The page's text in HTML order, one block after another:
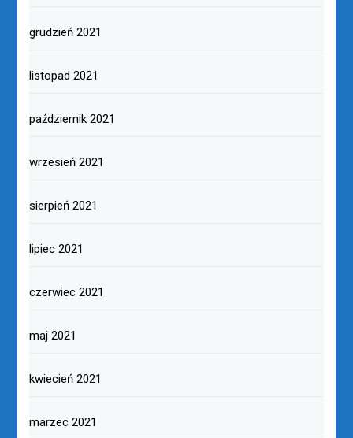
grudzień 2021
listopad 2021
październik 2021
wrzesień 2021
sierpień 2021
lipiec 2021
czerwiec 2021
maj 2021
kwiecień 2021
marzec 2021